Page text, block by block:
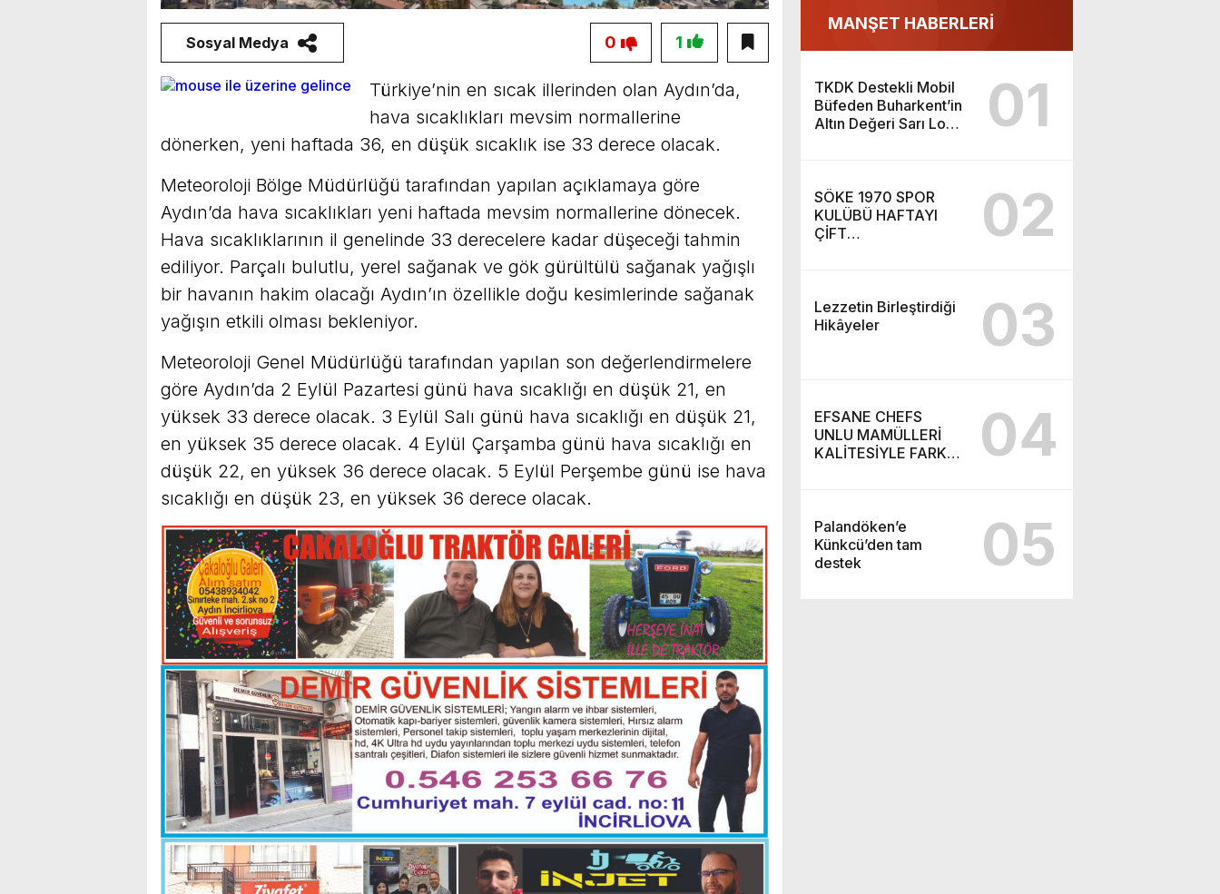
MANŞET HABERLERİ
TKDK Destekli Mobil
Büfeden Buharkent’in
Altın Değeri Sarı Lop
01
SÖKE 1970 SPOR
KULÜBÜ HAFTAYI
ÇİFT
02
Lezzetin Birleştirdiği
Hikâyeler
03
EFSANE CHEFS
UNLU MAMÜLLERİ
KALİTESİYLE FARK
04
Palandöken’e
Künkcü’den tam
destek
05
Sosyal Medya 1
0
Türkiye’nin en sıcak illerinden olan Aydın’da,
hava sıcaklıkları mevsim normallerine
dönerken, yeni haftada 36, en düşük sıcaklık ise 33 derece olacak.
Meteoroloji Bölge Müdürlüğü tarafından yapılan açıklamaya göre
Aydın’da hava sıcaklıkları yeni haftada mevsim normallerine dönecek.
Hava sıcaklıklarının il genelinde 33 derecelere kadar düşeceği tahmin
ediliyor. Parçalı bulutlu, yerel sağanak ve gök gürültülü sağanak yağışlı
bir havanın hakim olacağı Aydın’ın özellikle doğu kesimlerinde sağanak
yağışın etkili olması bekleniyor.
Meteoroloji Genel Müdürlüğü tarafından yapılan son değerlendirmelere
göre Aydın’da 2 Eylül Pazartesi günü hava sıcaklığı en düşük 21, en
yüksek 33 derece olacak. 3 Eylül Salı günü hava sıcaklığı en düşük 21,
en yüksek 35 derece olacak. 4 Eylül Çarşamba günü hava sıcaklığı en
düşük 22, en yüksek 36 derece olacak. 5 Eylül Perşembe günü ise hava
sıcaklığı en düşük 23, en yüksek 36 derece olacak.